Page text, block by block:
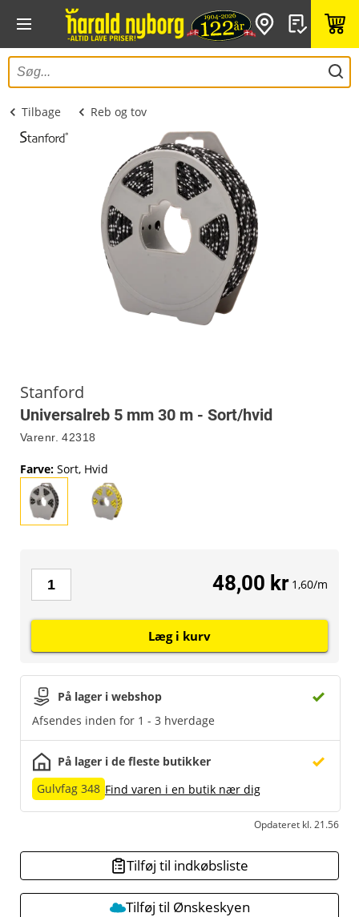
Tilbage Reb og tov
Stanford
Universalreb 5 mm 30 m - Sort/hvid
Varenr. 42318
Farve: Sort, Hvid
På lager i webshop
Afsendes inden for 1 - 3 hverdage
På lager i de fleste butikker
Gulvfag 348 Find varen i en butik nær dig
Opdateret kl. 21.56
48,00 kr 1,60/m
Læg i kurv
Tilføj til indkøbsliste
Tilføj til Ønskeskyen